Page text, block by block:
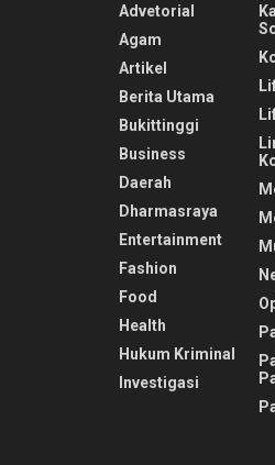
Advetorial
Agam
Artikel
Berita Utama
Bukittinggi
Business
Daerah
Dharmasraya
Entertainment
Fashion
Food
Health
Hukum Kriminal
Investigasi